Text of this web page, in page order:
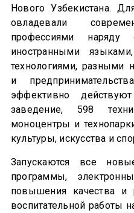
Нового Узбекистана.
овладевали
профессиями
иностранными
технологиями, разными
и
эффективно
заведение, 598
моноцентры и
культуры, искусства и
Запускаются все
программы,
повышения качества и
воспитательной работы